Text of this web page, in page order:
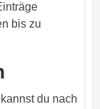
bis zu
du nach